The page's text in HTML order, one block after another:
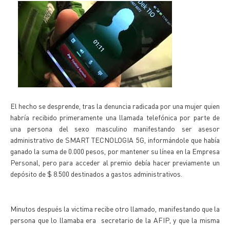
El hecho se desprende, tras la denuncia radicada por una mujer quien
habría recibido primeramente una llamada telefónica por parte de
una persona del sexo masculino manifestando ser asesor
administrativo de SMART TECNOLOGIA 5G, informándole que había
ganado la suma de 0.000 pesos, por mantener su línea en la Empresa
Personal, pero para acceder al premio debía hacer previamente un
depósito de $ 8.500 destinados a gastos administrativos.
Minutos después la victima recibe otro llamado, manifestando que la
persona que lo llamaba era secretario de la AFIP, y que la misma